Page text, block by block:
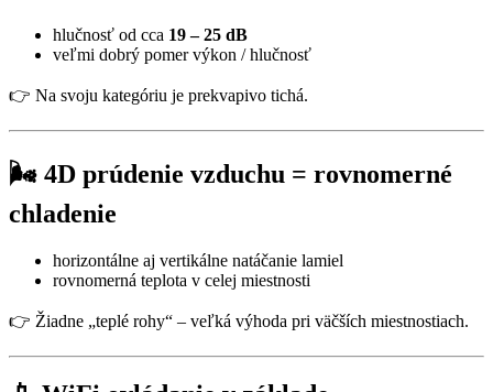
hlučnosť od cca 19 – 25 dB
veľmi dobrý pomer výkon / hlučnosť
👉 Na svoju kategóriu je prekvapivo tichá.
🌬️ 4D prúdenie vzduchu = rovnomerné
chladenie
horizontálne aj vertikálne natáčanie lamiel
rovnomerná teplota v celej miestnosti
👉 Žiadne „teplé rohy“ – veľká výhoda pri väčších miestnostiach.